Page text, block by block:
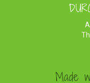
Made